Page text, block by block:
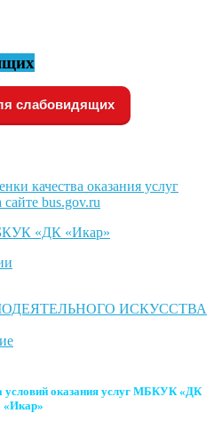
слабовидящих
качества оказания услуг
bus.gov.ru
«ДК «Икар»
ИСКУССТВА
условий оказания услуг МБКУК «ДК
«Икар»